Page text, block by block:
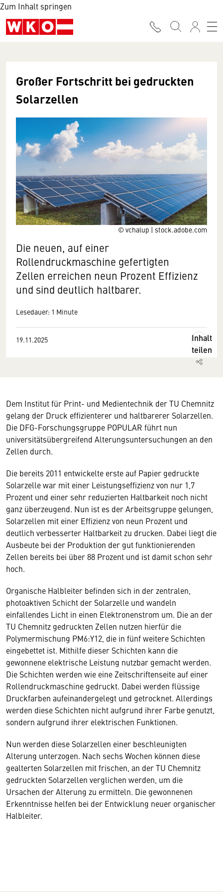
Zum Inhalt springen
© vchalup | stock.adobe.com
Großer Fortschritt bei gedruckten
Solarzellen
Die neuen, auf einer
Rollendruckmaschine gefertigten
Zellen erreichen neun Prozent Effizienz
und sind deutlich haltbarer.
Lesedauer: 1 Minute
19.11.2025
Inhalt
teilen
Dem Institut für Print- und Medientechnik der TU Chemnitz
gelang der Druck effizienterer und haltbarerer Solarzellen.
Die DFG-Forschungsgruppe POPULAR führt nun
universitätsübergreifend Alterungsuntersuchungen an den
Zellen durch.
Die bereits 2011 entwickelte erste auf Papier gedruckte
Solarzelle war mit einer Leistungseffizienz von nur 1,7
Prozent und einer sehr reduzierten Haltbarkeit noch nicht
ganz überzeugend. Nun ist es der Arbeitsgruppe gelungen,
Solarzellen mit einer Effizienz von neun Prozent und
deutlich verbesserter Haltbarkeit zu drucken. Dabei liegt die
Ausbeute bei der Produktion der gut funktionierenden
Zellen bereits bei über 88 Prozent und ist damit schon sehr
hoch.
Organische Halbleiter befinden sich in der zentralen,
photoaktiven Schicht der Solarzelle und wandeln
einfallendes Licht in einen Elektronenstrom um. Die an der
TU Chemnitz gedruckten Zellen nutzen hierfür die
Polymermischung PM6:Y12, die in fünf weitere Schichten
eingebettet ist. Mithilfe dieser Schichten kann die
gewonnene elektrische Leistung nutzbar gemacht werden.
Die Schichten werden wie eine Zeitschriftenseite auf einer
Rollendruckmaschine gedruckt. Dabei werden flüssige
Druckfarben aufeinandergelegt und getrocknet. Allerdings
werden diese Schichten nicht aufgrund ihrer Farbe genutzt,
sondern aufgrund ihrer elektrischen Funktionen.
Nun werden diese Solarzellen einer beschleunigten
Alterung unterzogen. Nach sechs Wochen können diese
gealterten Solarzellen mit frischen, an der TU Chemnitz
gedruckten Solarzellen verglichen werden, um die
Ursachen der Alterung zu ermitteln. Die gewonnenen
Erkenntnisse helfen bei der Entwicklung neuer organischer
Halbleiter.